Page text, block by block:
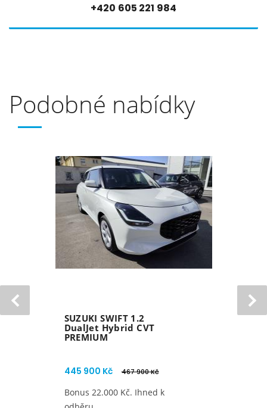
+420 605 221 984
Podobné nabídky
SUZUKI S-CROSS 1.4
BoosterJet Hybrid
6MT 4x4 AllGrip
Nový Suzuki S-Cross.